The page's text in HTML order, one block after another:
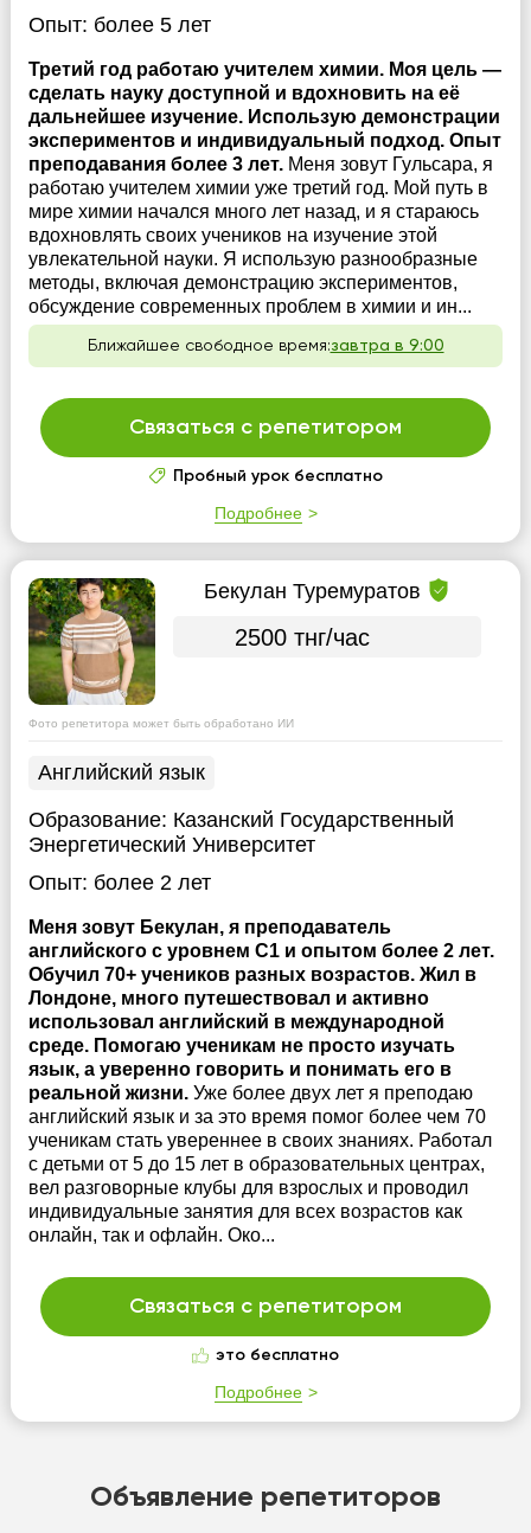
Опыт: более 5 лет
Третий год работаю учителем химии. Моя цель —
сделать науку доступной и вдохновить на её
дальнейшее изучение. Использую демонстрации
экспериментов и индивидуальный подход. Опыт
преподавания более 3 лет. Меня зовут Гульсара, я
работаю учителем химии уже третий год. Мой путь в
мире химии начался много лет назад, и я стараюсь
вдохновлять своих учеников на изучение этой
увлекательной науки. Я использую разнообразные
методы, включая демонстрацию экспериментов,
обсуждение современных проблем в химии и ин...
Ближайшее свободное время:завтра в 9:00
Связаться с репетитором
Пробный урок бесплатно
Подробнее
Бекулан Туремуратов
2500 тнг/час
Фото репетитора может быть обработано ИИ
Английский язык
Образование: Казанский Государственный
Энергетический Университет
Опыт: более 2 лет
Меня зовут Бекулан, я преподаватель
английского с уровнем C1 и опытом более 2 лет.
Обучил 70+ учеников разных возрастов. Жил в
Лондоне, много путешествовал и активно
использовал английский в международной
среде. Помогаю ученикам не просто изучать
язык, а уверенно говорить и понимать его в
реальной жизни. Уже более двух лет я преподаю
английский язык и за это время помог более чем 70
ученикам стать увереннее в своих знаниях. Работал
с детьми от 5 до 15 лет в образовательных центрах,
вел разговорные клубы для взрослых и проводил
индивидуальные занятия для всех возрастов как
онлайн, так и офлайн. Око...
Связаться с репетитором
это бесплатно
Подробнее
Объявление репетиторов